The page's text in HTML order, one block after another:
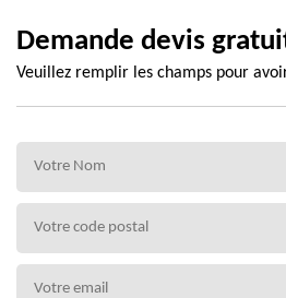
Demande devis
Veuillez remplir les champs pour